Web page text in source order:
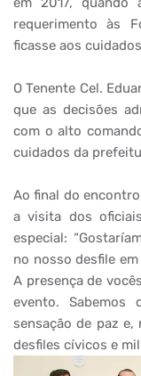
requerimento às
ficasse aos
O Tenente Cel.
que as decisões
com o alto
cuidados da
Ao final do
a visita dos
especial:
no nosso desfile
A presença de
evento. Sabemos
sensação de paz
desfiles cívicos e